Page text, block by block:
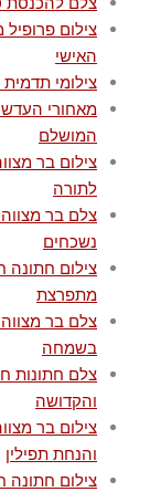
צילום
האישי
צילומי
מאחורי
המושלם
צילום בר
לתורה
צלם בר מצווה
נשכחים
צילום חתונה
מתפרצת
צלם בר
בשמחה
צלם חתונות
והקדושה
צילום בר
והנחת תפילין
צילום חתונה